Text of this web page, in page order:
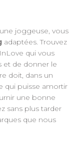
joggeuse, vous
adaptées. Trouvez
qui vous
et de donner le
doit, dans un
qui puisse amortir
une bonne
sans plus tarder
que nous